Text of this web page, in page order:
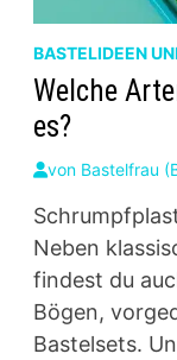
BASTELIDEEN
Welche
es?
von Bastelfrau
Neben
findest du
Bögen,
Bastelsets.